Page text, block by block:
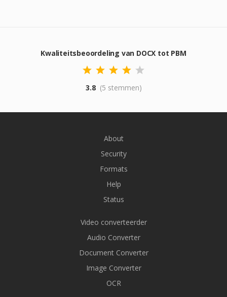
Kwaliteitsbeoordeling van DOCX tot PBM
3.8 (5 stemmen)
About
Security
Formats
Help
Status
Video converteerder
Audio Converter
Document Converter
Image Converter
OCR